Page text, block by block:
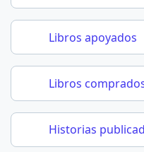
Libros apoyados
Libros
Historias